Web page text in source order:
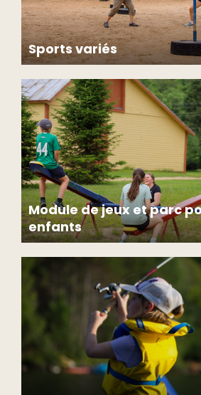
Sports variés
frisbee
Module de jeux et parc
enfants